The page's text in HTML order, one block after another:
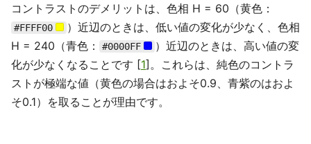
コントラストのデメリットは、色相 H = 60（黄色：
#FFFF00
）近辺のときは、低い値の変化が少なく、色相
H = 240（青色：
#0000FF
）近辺のときは、高い値の変
化が少なくなることです [1]。これらは、純色のコントラ
ストが極端な値（黄色の場合はおよそ0.9、青紫のはおよ
そ0.1）を取ることが理由です。